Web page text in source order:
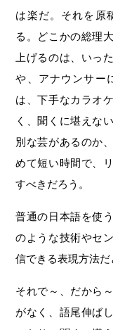
は楽だ。それを原
る。どこかの総理
上げるのは、いっ
や、アナウンサー
は、下手なカラオ
く、聞くに堪えな
別な芸があるのか
めて短い時間で、
すべきだろう。
普通の日本語を使
のような技術やセ
信できる表現方法だ
それで～、だから
がなく、語尾伸ば